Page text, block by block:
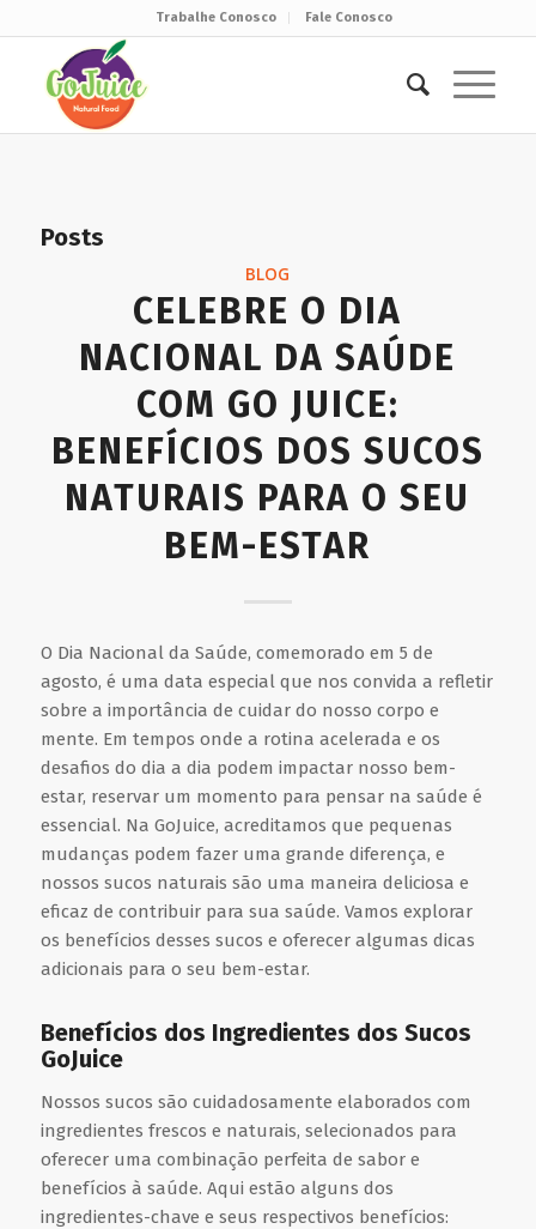
Trabalhe Conosco Fale Conosco
Posts
BLOG
CELEBRE O DIA
NACIONAL DA SAÚDE
COM GO JUICE:
BENEFÍCIOS DOS SUCOS
NATURAIS PARA O SEU
BEM-ESTAR
O Dia Nacional da Saúde, comemorado em 5 de
agosto, é uma data especial que nos convida a refletir
sobre a importância de cuidar do nosso corpo e
mente. Em tempos onde a rotina acelerada e os
desafios do dia a dia podem impactar nosso bem-
estar, reservar um momento para pensar na saúde é
essencial. Na GoJuice, acreditamos que pequenas
mudanças podem fazer uma grande diferença, e
nossos sucos naturais são uma maneira deliciosa e
eficaz de contribuir para sua saúde. Vamos explorar
os benefícios desses sucos e oferecer algumas dicas
adicionais para o seu bem-estar.
Benefícios dos Ingredientes dos Sucos
GoJuice
Nossos sucos são cuidadosamente elaborados com
ingredientes frescos e naturais, selecionados para
oferecer uma combinação perfeita de sabor e
benefícios à saúde. Aqui estão alguns dos
ingredientes-chave e seus respectivos benefícios: